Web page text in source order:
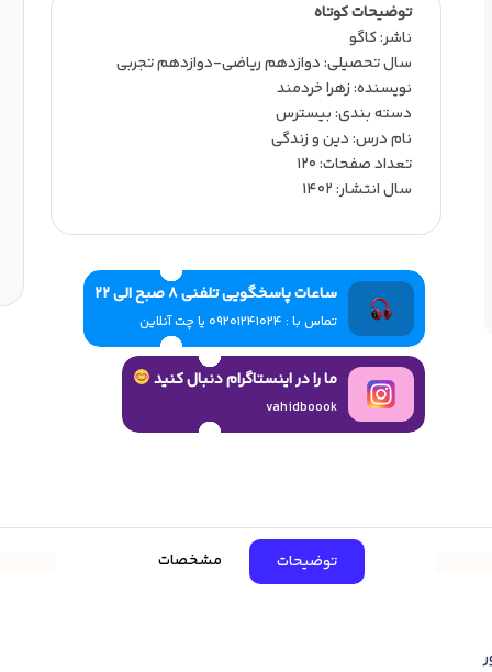
توضیحات کوتاه
ناشر:‌ کاگو
سال تحصیلی:‌ دوازدهم ریاضی-دوازدهم تجربی
نویسنده:‌ زهرا خردمند
دسته بندی: بیسترس
نام درس: دین و زندگی
تعداد صفحات:‌ 120
سال انتشار:‌ 1402
ساعات پاسخگویی تلفنی 8 صبح الی 22
تماس با : 09201241024 یا چت آنلاین
ما را در اینستاگرام دنبال کنید
vahidboook
توضیحات مشخصات